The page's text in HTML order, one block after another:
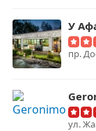
У
пр.
ул.